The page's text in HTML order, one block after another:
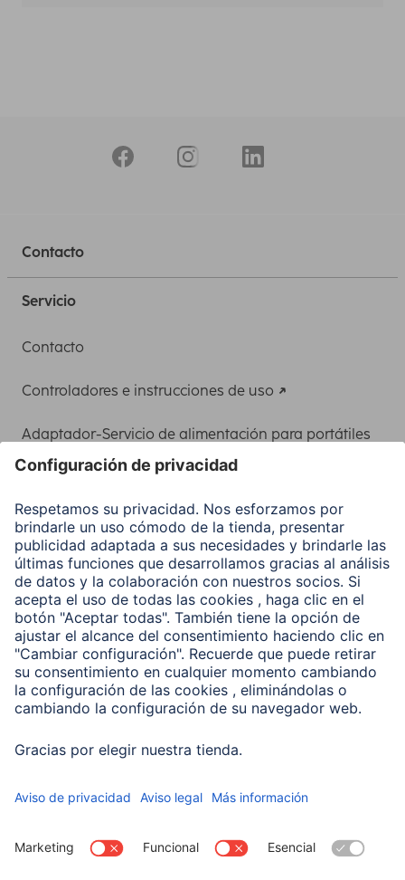
Contacto
Servicio
Contacto
Controladores e instrucciones de uso
Adaptador-Servicio de alimentación para portátiles
Clientes online
Conviértete en distribuidor
Compañía
Historia de la empresa
Hama en todo el Mundo
Sostenibilidad
Business-Portal